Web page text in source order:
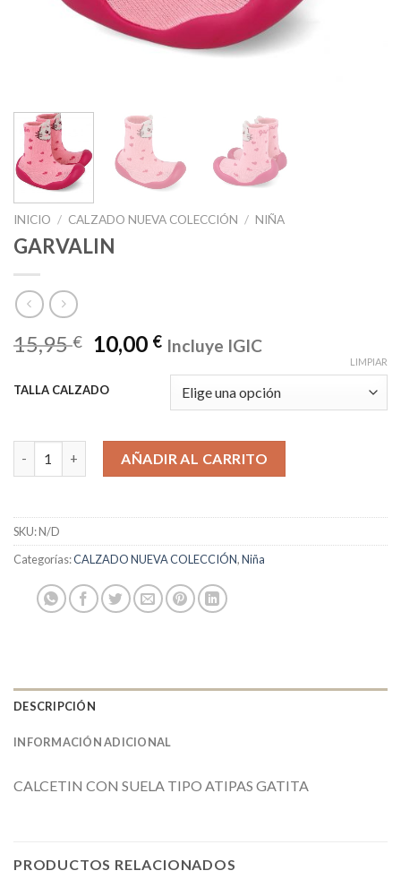
INICIO / CALZADO NUEVA COLECCIÓN / NIÑA
GARVALIN
15,95€ 10,00 € Incluye IGIC
TALLA CALZADO
LIMPIAR
AÑADIR AL CARRITO
SKU:N/D
Categorías:CALZADO NUEVA COLECCIÓN,Niña
DESCRIPCIÓN
INFORMACIÓN ADICIONAL
CALCETIN CON SUELA TIPO ATIPAS GATITA
PRODUCTOS RELACIONADOS